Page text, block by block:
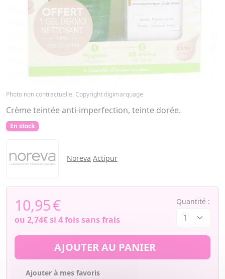
Photo non contractuelle. Copyright digimarquage
Crème teintée anti-imperfection, teinte dorée.
En stock
Noreva Actipur
10,95€
ou 2,74€si 4 fois sans frais
Quantité :
AJOUTER AU PANIER
Ajouter à mes favoris